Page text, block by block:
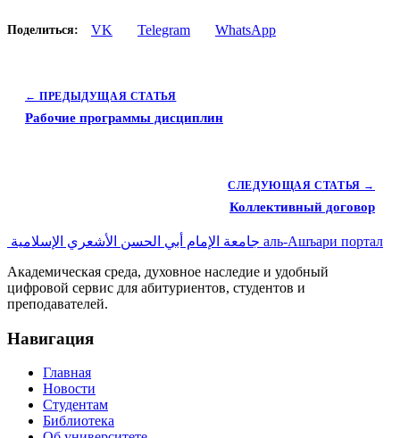
Поделиться: VK Telegram WhatsApp
← ПРЕДЫДУЩАЯ СТАТЬЯ
Рабочие программы дисциплин
СЛЕДУЮЩАЯ СТАТЬЯ →
Коллективный договор
جامعة الإمام أبي الحسن الأشعري الإسلامية аль-Ашъари портал
Академическая среда, духовное наследие и удобный
цифровой сервис для абитуриентов, студентов и
преподавателей.
Навигация
Главная
Новости
Студентам
Библиотека